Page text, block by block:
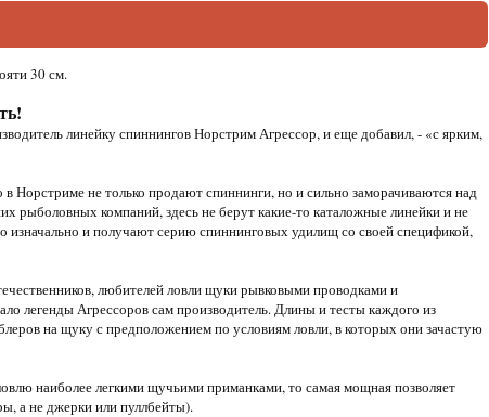
30 см.
линейку спиннингов Норстрим Агрессор, и еще добавил, - «с ярким,
Норстриме не только продают спиннинги, но и сильно заморачиваются над
рыболовных компаний, здесь не берут какие-то каталожные линейки и не
изначально и получают серию спиннинговых удилищ со своей спецификой,
любителей ловли щуки рывковыми проводками и
легенды Агрессоров сам производитель. Длины и тесты каждого из
на щуку с предположением по условиям ловли, в которых они зачастую
наиболее легкими щучьими приманками, то самая мощная позволяет
а не джерки или пуллбейты).